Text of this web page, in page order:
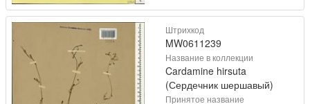
Штрихкод
MW0611239
Название в коллекции
Cardamine hirsuta
(Сердечник шершавый)
Принятое название